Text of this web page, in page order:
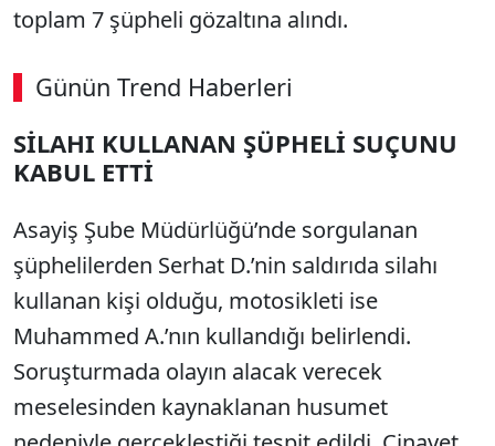
toplam 7 şüpheli gözaltına alındı.
Günün Trend Haberleri
SİLAHI KULLANAN ŞÜPHELİ SUÇUNU
KABUL ETTİ
Asayiş Şube Müdürlüğü’nde sorgulanan
şüphelilerden Serhat D.’nin saldırıda silahı
kullanan kişi olduğu, motosikleti ise
Muhammed A.’nın kullandığı belirlendi.
Soruşturmada olayın alacak verecek
meselesinden kaynaklanan husumet